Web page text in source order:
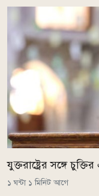
যুক্তরাষ্ট্রের সঙ্গে
১ ঘন্টা ১ মিনিট আগে